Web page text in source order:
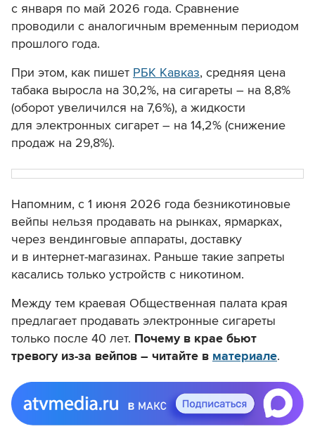
с января по май 2026 года. Сравнение
проводили с аналогичным временным периодом
прошлого года.
При этом, как пишет РБК Кавказ, средняя цена
табака выросла на 30,2%, на сигареты – на 8,8%
(оборот увеличился на 7,6%), а жидкости
для электронных сигарет – на 14,2% (снижение
продаж на 29,8%).
Напомним, с 1 июня 2026 года безникотиновые
вейпы нельзя продавать на рынках, ярмарках,
через вендинговые аппараты, доставку
и в интернет-магазинах. Раньше такие запреты
касались только устройств с никотином.
Между тем краевая Общественная палата края
предлагает продавать электронные сигареты
только после 40 лет. Почему в крае бьют
тревогу из-за вейпов – читайте в материале.